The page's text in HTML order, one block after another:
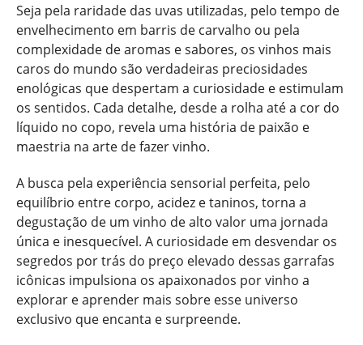
Seja pela raridade das uvas utilizadas, pelo tempo de
envelhecimento em barris de carvalho ou pela
complexidade de aromas e sabores, os vinhos mais
caros do mundo são verdadeiras preciosidades
enológicas que despertam a curiosidade e estimulam
os sentidos. Cada detalhe, desde a rolha até a cor do
líquido no copo, revela uma história de paixão e
maestria na arte de fazer vinho.
A busca pela experiência sensorial perfeita, pelo
equilíbrio entre corpo, acidez e taninos, torna a
degustação de um vinho de alto valor uma jornada
única e inesquecível. A curiosidade em desvendar os
segredos por trás do preço elevado dessas garrafas
icônicas impulsiona os apaixonados por vinho a
explorar e aprender mais sobre esse universo
exclusivo que encanta e surpreende.